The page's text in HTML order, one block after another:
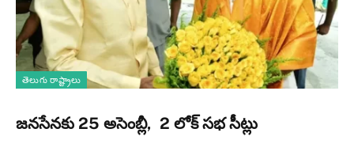
తెలుగు రాష్ట్రాలు
జనసేనకు 25 అసెంబ్లీ, 2 లోక్ సభ సీట్లు